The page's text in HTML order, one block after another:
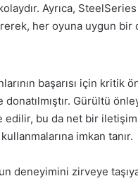
Ayrıca,
her oyuna uygun
başarısı için kritik
Gürültü
bu da net bir
imkan tanır.
deneyimini zirveye